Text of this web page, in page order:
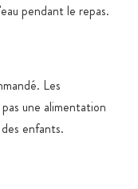
pendant le repas.
Les
une alimentation
enfants.